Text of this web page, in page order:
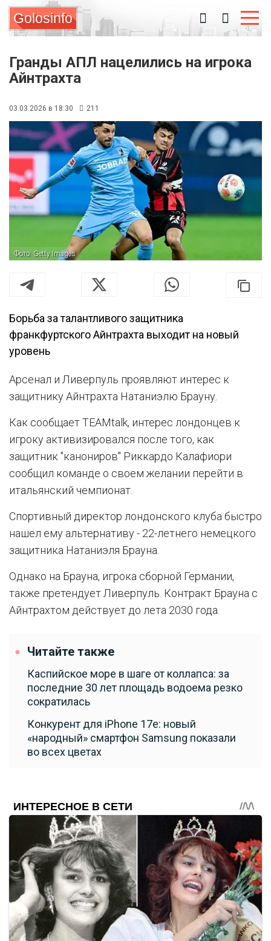
Golosinfo
Гранды АПЛ нацелились на игрока
Айнтрахта
03.03.2026 в 18:30 211
Фото: Getty Images
Борьба за талантливого защитника
франкфуртского Айнтрахта выходит на новый
уровень
Арсенал и Ливерпуль проявляют интерес к
защитнику Айнтрахта Натаниэлю Брауну.
Как сообщает TEAMtalk, интерес лондонцев к
игроку активизировался после того, как
защитник "канониров" Риккардо Калафиори
сообщил команде о своем желании перейти в
итальянский чемпионат.
Спортивный директор лондонского клуба быстро
нашел ему альтернативу - 22-летнего немецкого
защитника Натаниэля Брауна.
Однако на Брауна, игрока сборной Германии,
также претендует Ливерпуль. Контракт Брауна с
Айнтрахтом действует до лета 2030 года.
Читайте также
Каспийское море в шаге от коллапса: за
последние 30 лет площадь водоема резко
сократилась
Конкурент для iPhone 17e: новый
«народный» смартфон Samsung показали
во всех цветах